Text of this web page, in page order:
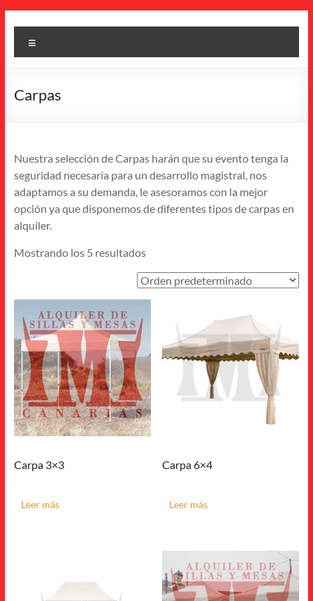
contenido
IMI
Canarias
de
y
carpas
Eventos
Carpas
Nuestra selección de Carpas harán que su evento tenga la
seguridad necesaria para un desarrollo magistral, nos
adaptamos a su demanda, le asesoramos con la mejor
opción ya que disponemos de diferentes tipos de carpas en
alquiler.
Mostrando los 5 resultados
Carpa 3×3
Leer más
Carpa 6×4
Leer más